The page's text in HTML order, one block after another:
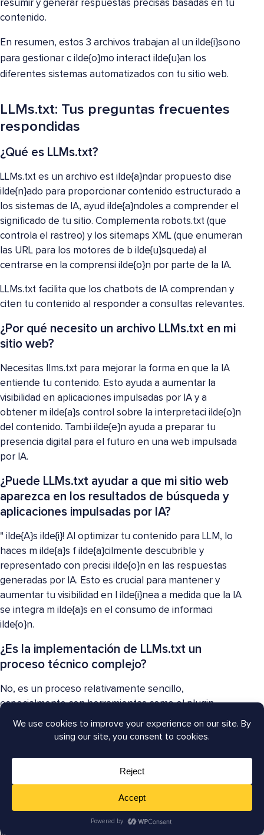
resumir y generar respuestas precisas basadas en tu
contenido.
En resumen, estos 3 archivos trabajan al un ilde{i}sono
para gestionar c ilde{o}mo interact ilde{u}an los
diferentes sistemas automatizados con tu sitio web.
LLMs.txt: Tus preguntas frecuentes
respondidas
¿Qué es LLMs.txt?
LLMs.txt es un archivo est ilde{a}ndar propuesto dise
ilde{n}ado para proporcionar contenido estructurado a
los sistemas de IA, ayud ilde{a}ndoles a comprender el
significado de tu sitio. Complementa robots.txt (que
controla el rastreo) y los sitemaps XML (que enumeran
las URL para los motores de b ilde{u}squeda) al
centrarse en la comprensi ilde{o}n por parte de la IA.
LLMs.txt facilita que los chatbots de IA comprendan y
citen tu contenido al responder a consultas relevantes.
¿Por qué necesito un archivo LLMs.txt en mi
sitio web?
Necesitas llms.txt para mejorar la forma en que la IA
entiende tu contenido. Esto ayuda a aumentar la
visibilidad en aplicaciones impulsadas por IA y a
obtener m ilde{a}s control sobre la interpretaci ilde{o}n
del contenido. Tambi ilde{e}n ayuda a preparar tu
presencia digital para el futuro en una web impulsada
por IA.
¿Puede LLMs.txt ayudar a que mi sitio web
aparezca en los resultados de búsqueda y
aplicaciones impulsadas por IA?
" ilde{A}s ilde{i}! Al optimizar tu contenido para LLM, lo
haces m ilde{a}s f ilde{a}cilmente descubrible y
representado con precisi ilde{o}n en las respuestas
generadas por IA. Esto es crucial para mantener y
aumentar tu visibilidad en l ilde{i}nea a medida que la IA
se integra m ilde{a}s en el consumo de informaci
ilde{o}n.
¿Es la implementación de LLMs.txt un
proceso técnico complejo?
No, es un proceso relativamente sencillo,
especialmente con herramientas como el plugin
AIOSEO. Estas herramientas pueden generar y a
ilde{n}adir el archivo llms.txt a tu sitio con un m
El futuro está optimizado para la IA:
Adopta LLMs.txt
El panorama digital est ilde{a} cambiando, impulsado
por los r ilde{a}pidos avances en inteligencia artificial y